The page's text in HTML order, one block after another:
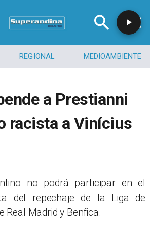
REGIONAL MEDIOAMBIENTE
a Prestianni
racista a Vinícius
no podrá participar en el
del repechaje de la Liga de
Real Madrid y Benfica.